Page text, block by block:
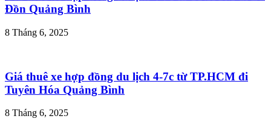
Đồn Quảng Bình
8 Tháng 6, 2025
Giá thuê xe hợp đồng du lịch 4-7c từ TP.HCM đi
Tuyên Hóa Quảng Bình
8 Tháng 6, 2025